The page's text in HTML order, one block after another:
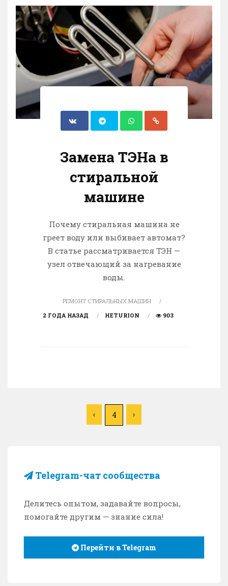
Замена ТЭНа в
стиральной
машине
Почему стиральная машина не
греет воду или выбивает автомат?
В статье рассматривается ТЭН —
узел отвечающий за нагревание
воды.
РЕМОНТ СТИРАЛЬНЫХ МАШИН
2 ГОДА НАЗАД
HETURION 903
‹ 4 ›
Telegram-чат сообщества
Делитесь опытом, задавайте вопросы,
помогайте другим — знание сила!
Перейти в Telegram